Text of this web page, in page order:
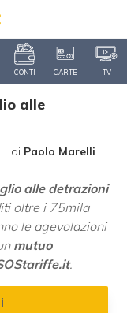
CONTI CARTE TV
alle
di Paolo Marelli
alle detrazioni
oltre i 75mila
le agevolazioni
mutuo
.